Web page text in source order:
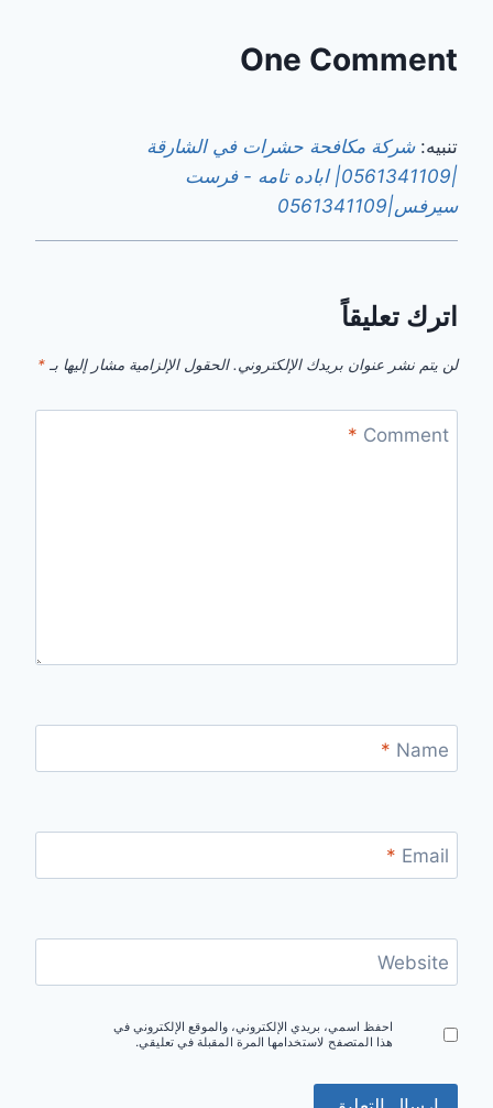
One Comment
تنبيه:شركة مكافحة حشرات في الشارقة
|0561341109| اباده تامه - فرست
سيرفس|0561341109
اترك تعليقاً
لن يتم نشر عنوان بريدك الإلكتروني. الحقول الإلزامية مشار إليها بـ *
Comment
*
Name
*
Email
*
Website
احفظ اسمي، بريدي الإلكتروني، والموقع الإلكتروني في
هذا المتصفح لاستخدامها المرة المقبلة في تعليقي.